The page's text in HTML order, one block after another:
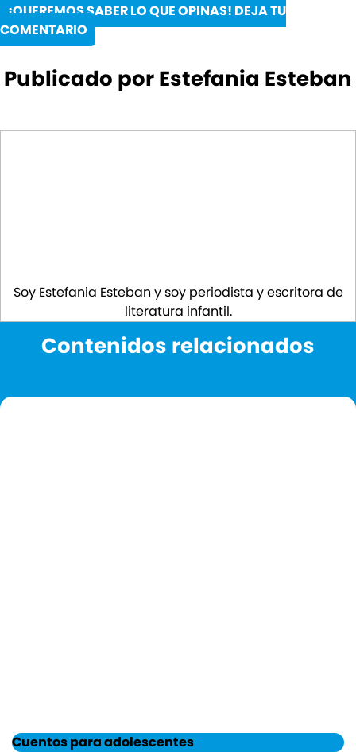
¡QUEREMOS SABER LO QUE OPINAS! DEJA TU
COMENTARIO
Publicado por Estefania Esteban
Soy Estefania Esteban y soy periodista y escritora de
literatura infantil.
Contenidos relacionados
Cuentos para adolescentes